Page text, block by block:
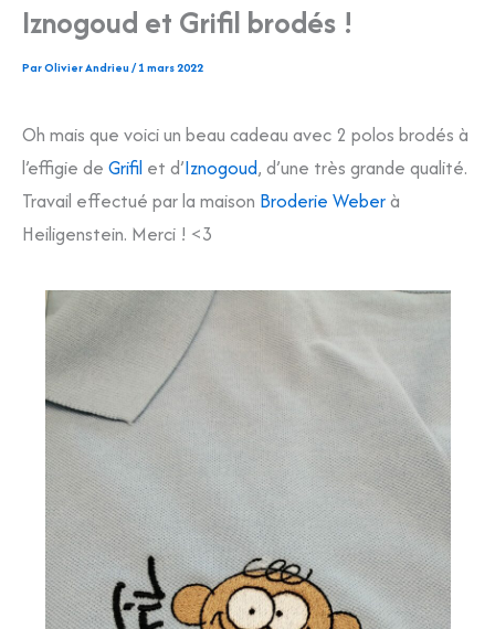
Iznogoud et Grifil brodés !
ParOlivier Andrieu/1 mars 2022
Oh mais que voici un beau cadeau avec 2 polos brodés à
l’effigie de Grifil et d’Iznogoud, d’une très grande qualité.
Travail effectué par la maison Broderie Weberà
Heiligenstein. Merci ! <3